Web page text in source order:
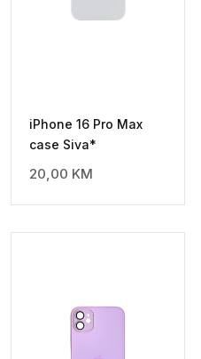
iPhone 16 Pro Max
case Siva*
20,00 KM